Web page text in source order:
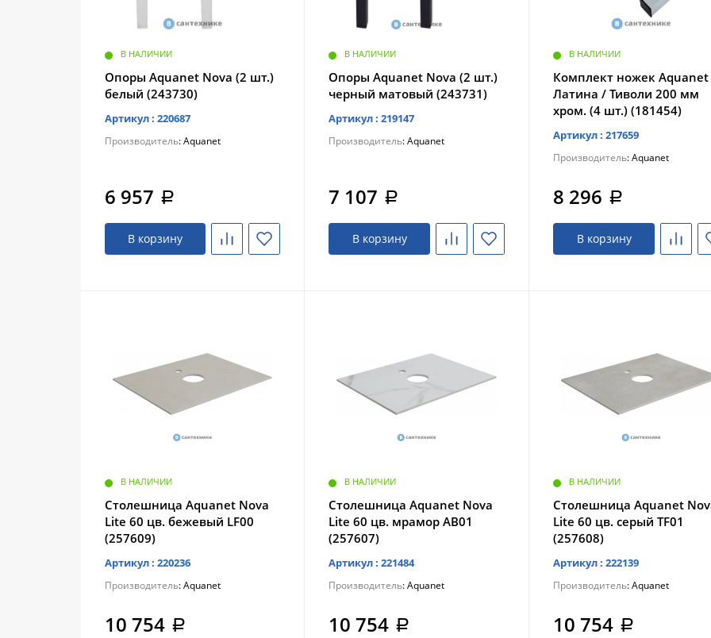
В НАЛИЧИИ
Опоры Aquanet Nova (2 шт.)
белый (243730)
Артикул : 220687
Производитель: Aquanet
6 957 a
В корзину
В НАЛИЧИИ
Опоры Aquanet Nova (2 шт.)
черный матовый (243731)
Артикул : 219147
Производитель: Aquanet
7 107 a
В корзину
В НАЛИЧИИ
Комплект ножек Aquanet
Латина / Тиволи 200 мм
хром. (4 шт.) (181454)
Артикул : 217659
Производитель: Aquanet
8 296 a
В корзину
В НАЛИЧИИ
Столешница Aquanet Nova
Lite 60 цв. бежевый LF00
(257609)
Артикул : 220236
Производитель: Aquanet
10 754 a
В НАЛИЧИИ
Столешница Aquanet Nova
Lite 60 цв. мрамор AB01
(257607)
Артикул : 221484
Производитель: Aquanet
10 754 a
В НАЛИЧИИ
Столешница Aquanet
Lite 60 цв. серый TF01
(257608)
Артикул : 222139
Производитель: Aquanet
10 754 a